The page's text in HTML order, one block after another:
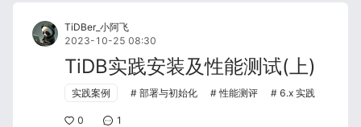
TiDBer_小阿飞
2023-10-25 08:30
TiDB实践安装及性能测试(上)
实践案例 部署与初始化 性能测评 6.x 实践
0 1